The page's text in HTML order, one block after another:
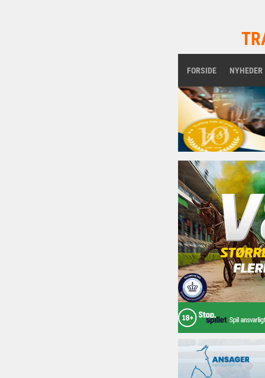
FORSIDE NYHEDER